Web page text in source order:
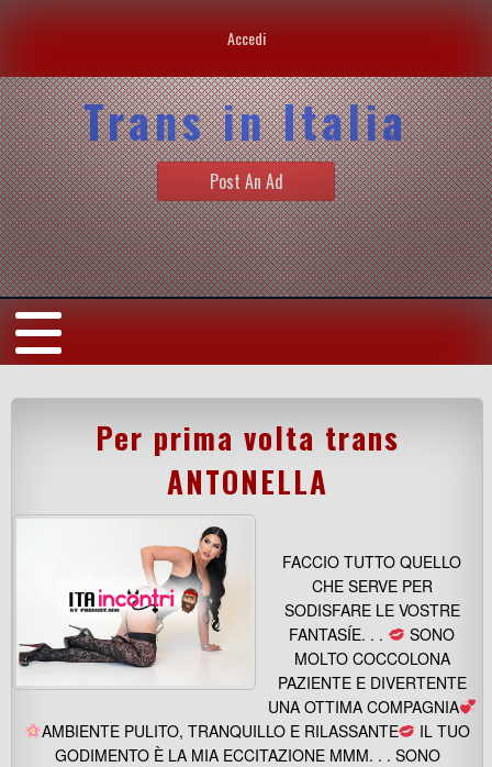
Accedi
Trans in Italia
Post An Ad
Per prima volta trans
ANTONELLA
FACCIO TUTTO QUELLO
CHE SERVE PER
SODISFARE LE VOSTRE
FANTASÍE. . .
SONO
MOLTO COCCOLONA
PAZIENTE E DIVERTENTE
UNA OTTIMA COMPAGNIA
AMBIENTE PULITO, TRANQUILLO E RILASSANTE
IL TUO
GODIMENTO È LA MIA ECCITAZIONE MMM. . . SONO